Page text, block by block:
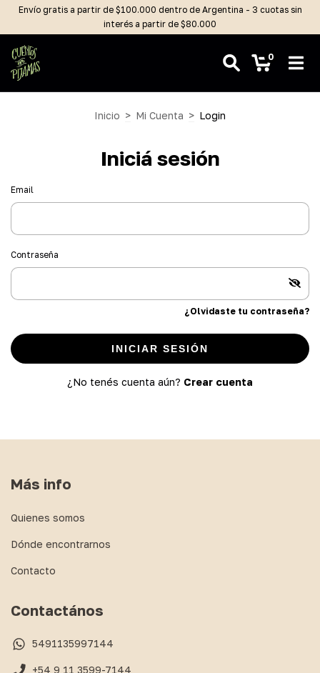
Envío gratis a partir de $100.000 dentro de Argentina - 3 cuotas sin
interés a partir de $80.000
0
Inicio > Mi Cuenta > Login
Iniciá sesión
Email
Contraseña
¿Olvidaste tu contraseña?
INICIAR SESIÓN
¿No tenés cuenta aún? Crear cuenta
Más info
Quienes somos
Dónde encontrarnos
Contacto
Contactános
5491135997144
+54 9 11 3599-7144